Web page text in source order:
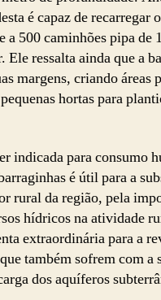
é capaz de recarregar
a 500 caminhões pipa de
ressalta ainda que a
margens, criando áreas
hortas para
indicada para consumo
é útil para a
rural da região, pela
hídricos na atividade
extraordinária para a
também sofrem com a
dos aquíferos